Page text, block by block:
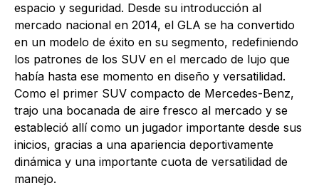
espacio y seguridad. Desde su introducción al
mercado nacional en 2014, el GLA se ha convertido
en un modelo de éxito en su segmento, redefiniendo
los patrones de los SUV en el mercado de lujo que
había hasta ese momento en diseño y versatilidad.
Como el primer SUV compacto de Mercedes-Benz,
trajo una bocanada de aire fresco al mercado y se
estableció allí como un jugador importante desde sus
inicios, gracias a una apariencia deportivamente
dinámica y una importante cuota de versatilidad de
manejo.